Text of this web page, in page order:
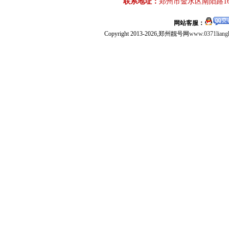
网站客服：
Copyright 2013-2026,郑州靓号网